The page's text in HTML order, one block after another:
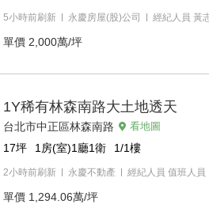
5小時前刷新 永慶房屋(股)公司 經紀人員 黃
單價 2,000萬/坪
1Y稀有林森南路大土地透天
台北市中正區林森南路 看地圖
17坪 1房(室)1廳1衛 1/1樓
2小時前刷新 永慶不動產 經紀人員 值班人員
單價 1,294.06萬/坪